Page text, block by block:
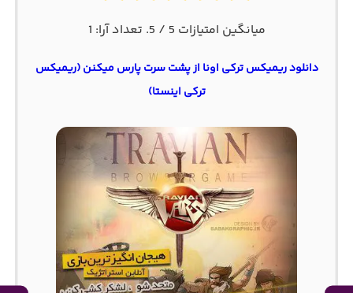
میانگین امتیازات 5 / 5. تعداد آرا: 1
دانلود ریمیکس ترکی اونا از پشت سرت پارس میکنن (ریمیکس
ترکی اینستا)